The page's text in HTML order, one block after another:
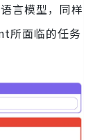
言模型，同样
所面临的任务